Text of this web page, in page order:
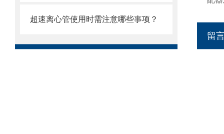
超速离心管使用时需注意哪些事项？
留